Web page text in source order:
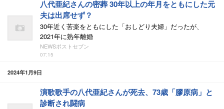
八代亜紀さんの密葬 30年以上の年月をともにした元
夫は出席せず？
30年近く苦楽をともにした「おしどり夫婦」だったが、
2021年に熟年離婚
NEWSポストセブン
07:15
2024年1月9日
演歌歌手の八代亜紀さんが死去、73歳「膠原病」と
診断され闘病